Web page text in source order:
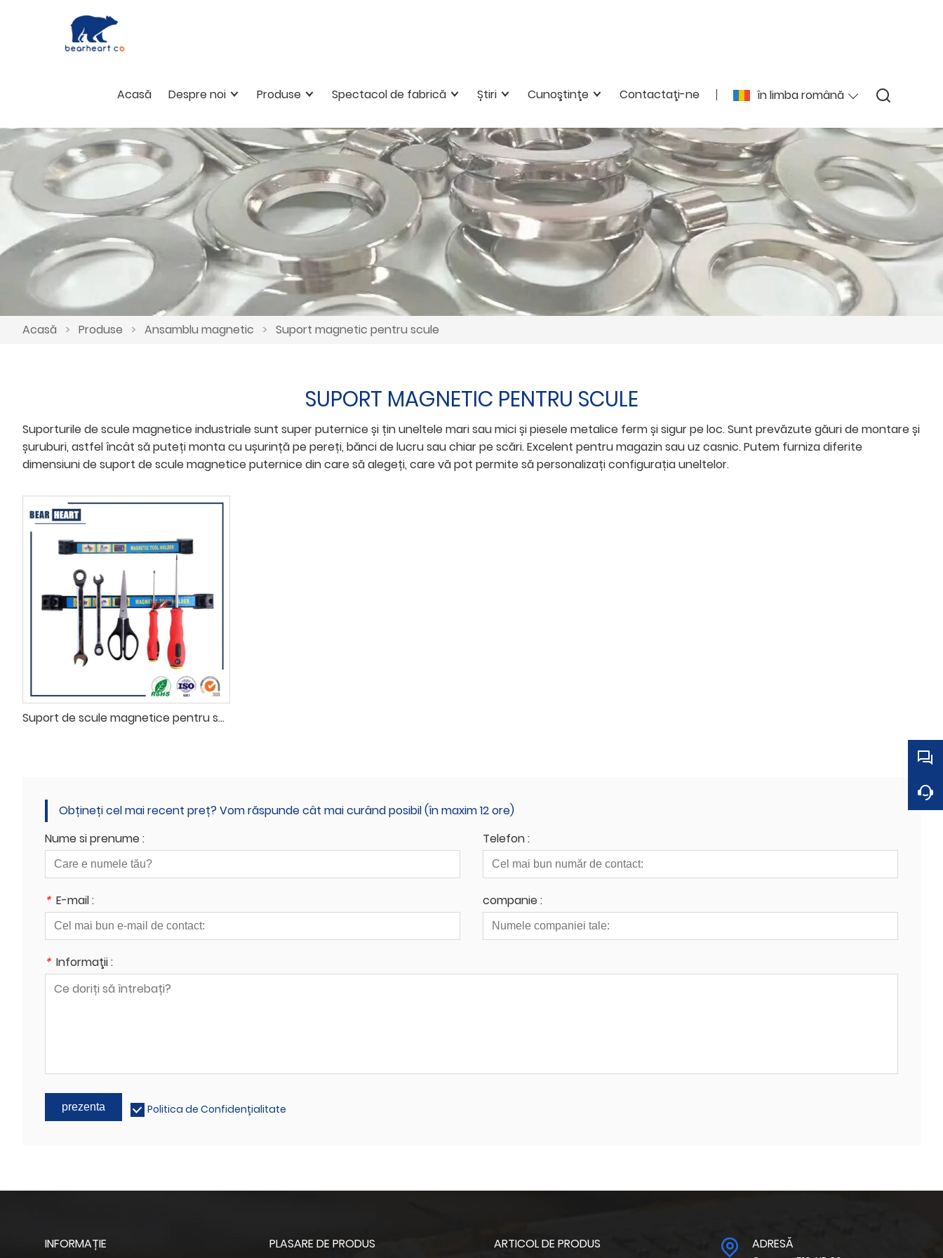
în limba română
Acasă Despre noi Produse Spectacol de fabrică Știri Cunoştinţe Contactaţi-ne
Acasă > Produse > Ansamblu magnetic > Suport magnetic pentru scule
SUPORT MAGNETIC PENTRU SCULE
Suporturile de scule magnetice industriale sunt super puternice și țin uneltele mari sau mici și piesele metalice ferm și sigur pe loc. Sunt prevăzute găuri de montare și
șuruburi, astfel încât să puteți monta cu ușurință pe pereți, bănci de lucru sau chiar pe scări. Excelent pentru magazin sau uz casnic. Putem furniza diferite
dimensiuni de suport de scule magnetice puternice din care să alegeți, care vă pot permite să personalizați configurația uneltelor.
Suport de scule magnetice pentru suporturi puternice pentru cuțite
Obțineți cel mai recent preț? Vom răspunde cât mai curând posibil (în maxim 12 ore)
Nume si prenume :
Telefon :
* E-mail : companie :
* Informaţii :
prezenta Politica de Confidențialitate
INFORMAȚIE PLASARE DE PRODUS ARTICOL DE PRODUS ADRESĂ